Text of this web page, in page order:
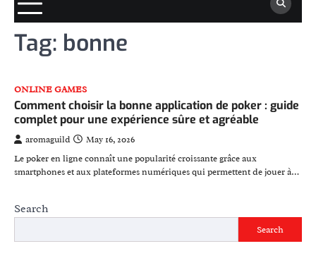
Tag: bonne
ONLINE GAMES
Comment choisir la bonne application de poker : guide
complet pour une expérience sûre et agréable
aromaguild
May 16, 2026
Le poker en ligne connaît une popularité croissante grâce aux
smartphones et aux plateformes numériques qui permettent de jouer à…
Search
Search